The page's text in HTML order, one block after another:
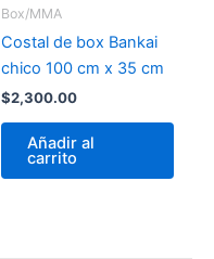
Box/MMA
Costal de box Bankai
chico 100 cm x 35 cm
$2,300.00
Añadir al
carrito